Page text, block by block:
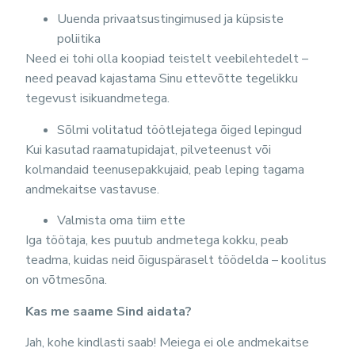
Uuenda privaatsustingimused ja küpsiste
poliitika
Need ei tohi olla koopiad teistelt veebilehtedelt –
need peavad kajastama Sinu ettevõtte tegelikku
tegevust isikuandmetega.
Sõlmi volitatud töötlejatega õiged lepingud
Kui kasutad raamatupidajat, pilveteenust või
kolmandaid teenusepakkujaid, peab leping tagama
andmekaitse vastavuse.
Valmista oma tiim ette
Iga töötaja, kes puutub andmetega kokku, peab
teadma, kuidas neid õiguspäraselt töödelda – koolitus
on võtmesõna.
Kas me saame Sind aidata?
Jah, kohe kindlasti saab! Meiega ei ole andmekaitse